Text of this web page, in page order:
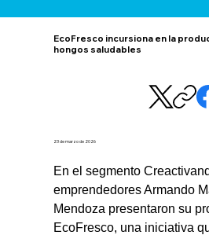
EcoFresco incursiona en la
hongos saludables
23 de marzo de 2026
En el segmento
emprendedores Armando
Mendoza presentaron su
EcoFresco, una iniciativa